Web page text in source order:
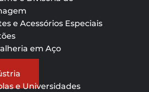
e Acessórios Especiais
em Aço
e Universidades